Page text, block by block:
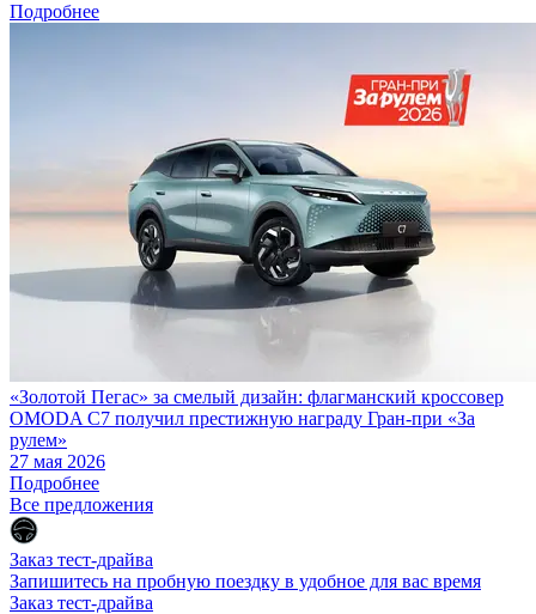
Подробнее
«Золотой Пегас» за смелый дизайн: флагманский кроссовер
OMODA C7 получил престижную награду Гран-при «За
рулем»
27 мая 2026
Подробнее
Все предложения
Заказ тест-драйва
Запишитесь на пробную поездку в удобное для вас время
Заказ тест-драйва